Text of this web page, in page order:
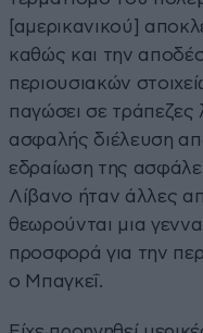
[αμερικανικού]
καθώς και την
περιουσιακών
παγώσει σε
ασφαλής διέλευση
εδραίωση της
Λίβανο ήταν άλλες
θεωρούνται μια
προσφορά για την
ο Μπαγκεΐ.